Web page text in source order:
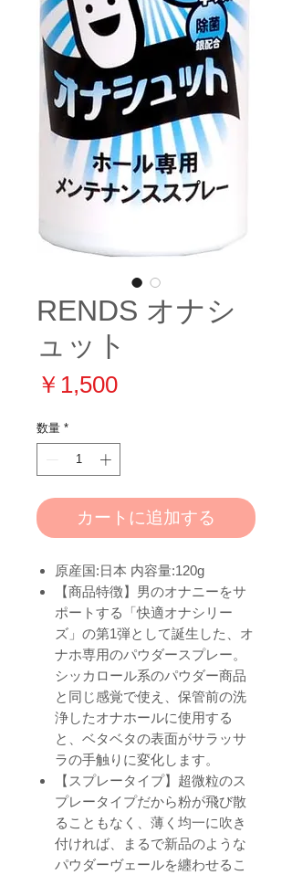
RENDS オナシ
ュット
￥1,500価
数量 *
カートに追加する
原産国:日本 内容量:120g
【商品特徴】男のオナニーをサ
ポートする「快適オナシリー
ズ」の第1弾として誕生した、オ
ナホ専用のパウダースプレー。
シッカロール系のパウダー商品
と同じ感覚で使え、保管前の洗
浄したオナホールに使用する
と、ベタベタの表面がサラッサ
ラの手触りに変化します。
【スプレータイプ】超微粒のス
プレータイプだから粉が飛び散
ることもなく、薄く均一に吹き
付ければ、まるで新品のような
パウダーヴェールを纏わせるこ